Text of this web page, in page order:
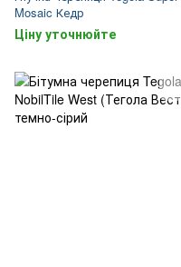
Mosaic Кедр
Ціну уточнюйте